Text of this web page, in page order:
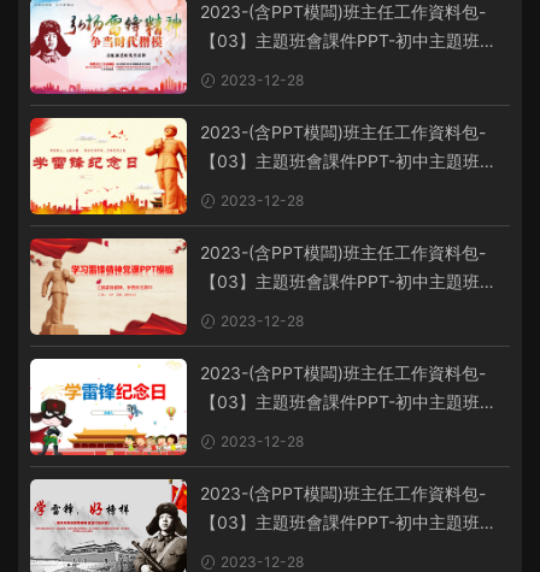
2023-(含PPT模闆)班主任工作資料包-
【03】主題班會課件PPT-初中主題班會
課件-學習雷鋒主題班會PPT課件-學習雷
2023-12-28
2023-(含PPT模闆)班主任工作資料包-
【03】主題班會課件PPT-初中主題班會
課件-學習雷鋒主題班會PPT課件-學習雷
2023-12-28
2023-(含PPT模闆)班主任工作資料包-
【03】主題班會課件PPT-初中主題班會
課件-學習雷鋒主題班會PPT課件-學習雷
2023-12-28
2023-(含PPT模闆)班主任工作資料包-
【03】主題班會課件PPT-初中主題班會
課件-學習雷鋒主題班會PPT課件-學習雷
2023-12-28
2023-(含PPT模闆)班主任工作資料包-
【03】主題班會課件PPT-初中主題班會
課件-學習雷鋒主題班會PPT課件-學習雷
2023-12-28